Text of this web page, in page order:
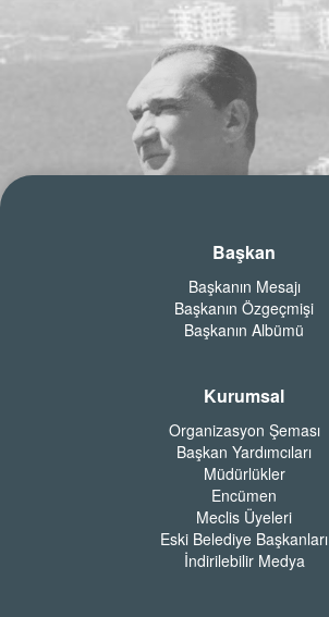
Başkan
Başkanın Mesajı
Başkanın Özgeçmişi
Başkanın Albümü
Kurumsal
Organizasyon Şeması
Başkan Yardımcıları
Müdürlükler
Encümen
Meclis Üyeleri
Eski Belediye Başkanları
İndirilebilir Medya